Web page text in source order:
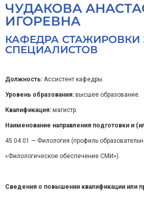
ЧУДАКОВА
ИГОРЕВНА
КАФЕДРА
СПЕЦИАЛИСТОВ
Должность: Ассистент кафедры.
Уровень образования: высшее образование.
Квалификация: магистр.
Наименование направления подготовки и
45.04.01 — Филология (профиль
«Филологическое обеспечение СМИ»).
Сведения о повышении квалификации или